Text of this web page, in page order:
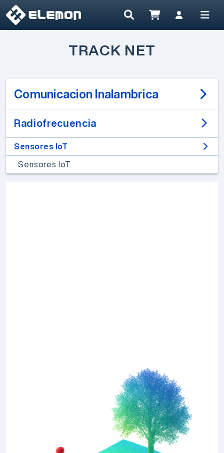
TRACK NET
Comunicacion Inalambrica
Radiofrecuencia
Sensores IoT
Sensores IoT